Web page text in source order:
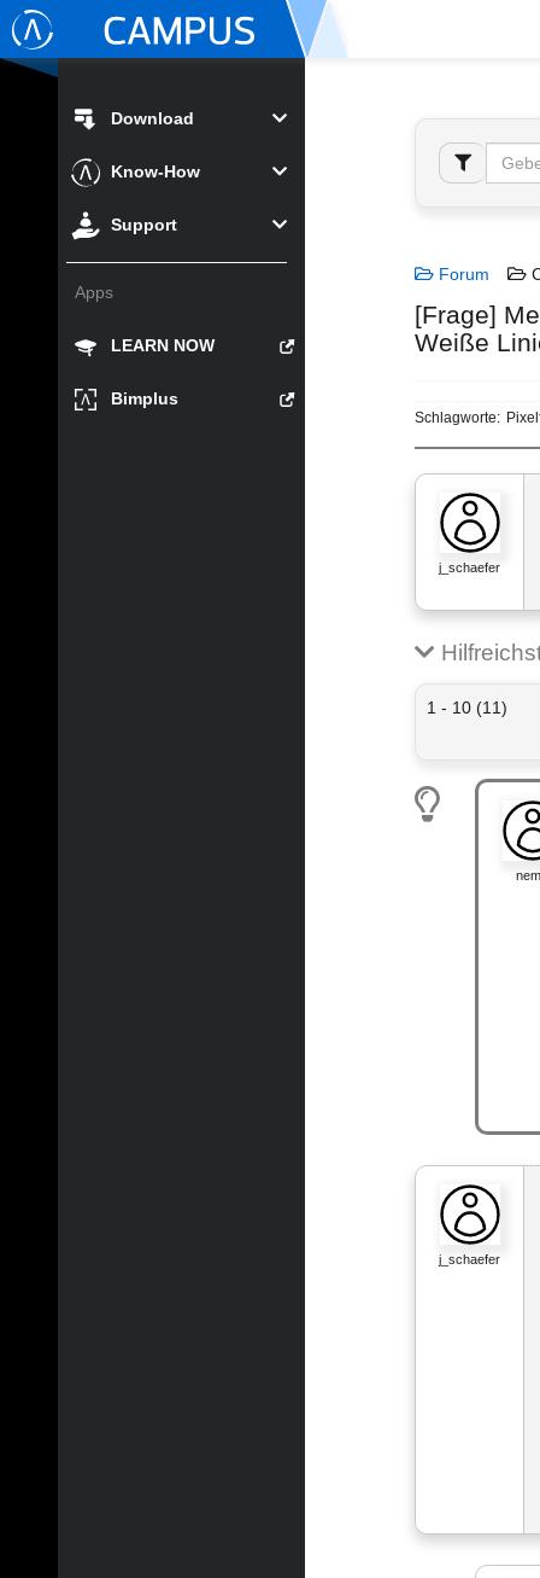
Download
Know-How
Support
Apps
LEARN NOW
Bimplus
Forum
[Frage]
Weiße
Schlagworte:
j_schaefer
1 - 10 (11)
j_schaefer